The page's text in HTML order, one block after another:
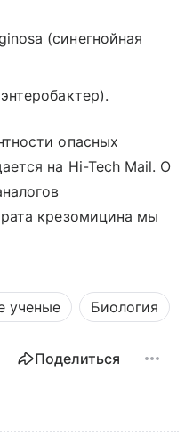
(синегнойная
опасных
на Hi-Tech Mail. О
крезомицина мы
ученые Биология
Поделиться